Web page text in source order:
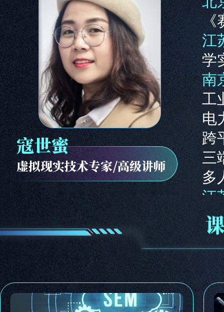
《
江
学
南
工
电
跨
三
多
江
南
视